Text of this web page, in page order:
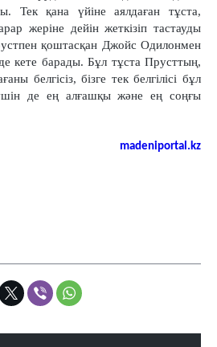
Тек қана үйіне аялдаған тұста,
жеріне дейін жеткізіп тастауды
қоштасқан Джойс Одилонмен
кете барады. Бұл тұста Прусттың,
белгісіз, бізге тек белгілісі бұл
де ең алғашқы және ең соңғы
madeniportal.kz